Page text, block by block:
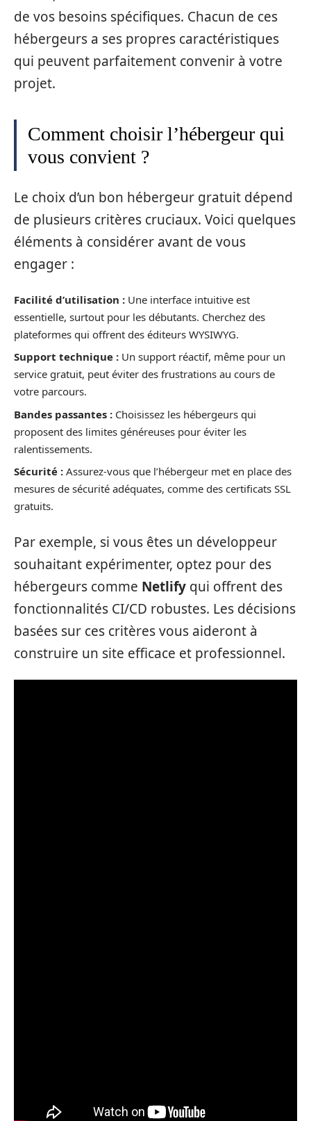
de vos besoins spécifiques. Chacun de ces
hébergeurs a ses propres caractéristiques
qui peuvent parfaitement convenir à votre
projet.
Comment choisir l’hébergeur qui
vous convient ?
Le choix d’un bon hébergeur gratuit dépend
de plusieurs critères cruciaux. Voici quelques
éléments à considérer avant de vous
engager :
Facilité d’utilisation : Une interface intuitive est
essentielle, surtout pour les débutants. Cherchez des
plateformes qui offrent des éditeurs WYSIWYG.
Support technique : Un support réactif, même pour un
service gratuit, peut éviter des frustrations au cours de
votre parcours.
Bandes passantes : Choisissez les hébergeurs qui
proposent des limites généreuses pour éviter les
ralentissements.
Sécurité : Assurez-vous que l’hébergeur met en place des
mesures de sécurité adéquates, comme des certificats SSL
gratuits.
Par exemple, si vous êtes un développeur
souhaitant expérimenter, optez pour des
hébergeurs comme Netlify qui offrent des
fonctionnalités CI/CD robustes. Les décisions
basées sur ces critères vous aideront à
construire un site efficace et professionnel.